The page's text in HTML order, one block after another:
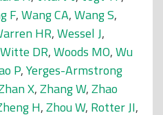
F,Wang CA,Wang S,
HR,Wessel J,
Witte DR,Woods MO,Wu
P,Yerges-Armstrong
X,Zhang W,Zhao
H,Zhou W, Rotter JI,